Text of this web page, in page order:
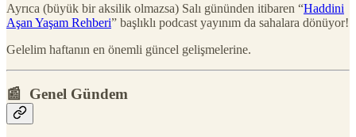
Ayrıca (büyük bir aksilik olmazsa) Salı gününden itibaren “Haddini
Aşan Yaşam Rehberi” başlıklı podcast yayınım da sahalara dönüyor!
Gelelim haftanın en önemli güncel gelişmelerine.
📰 Genel Gündem